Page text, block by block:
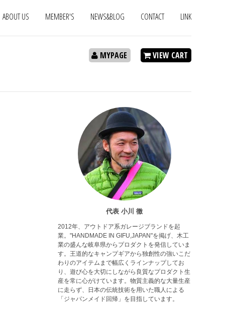
ABOUT US MEMBER'S NEWS&BLOG CONTACT LINK
VIEW CART
MYPAGE
代表 小川 徹
2012年、アウトドア系ガレージブランドを起
業。"HANDMADE IN GIFU,JAPAN"を掲げ、木工
業の盛んな岐阜県からプロダクトを発信していま
す。王道的なキャンプギアから独創性の強いこだ
わりのアイテムまで幅広くラインナップしてお
り、遊び心を大切にしながら良質なプロダクト生
産を常に心がけています。物質主義的な大量生産
に走らず、日本の伝統技術を用いた職人による
「ジャパンメイド回帰」を目指しています。